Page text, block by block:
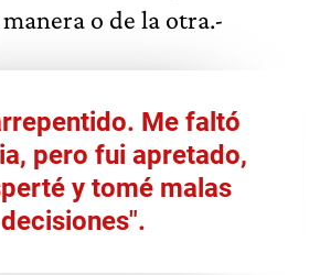
o de la otra.-
Me faltó
pero fui apretado,
y tomé malas
decisiones".